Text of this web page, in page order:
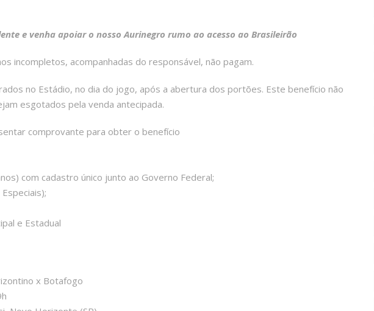
e venha apoiar o nosso Aurinegro rumo ao acesso ao Brasileirão
incompletos, acompanhadas do responsável, não pagam.
no Estádio, no dia do jogo, após a abertura dos portões. Este benefício não
esgotados pela venda antecipada.
comprovante para obter o benefício
com cadastro único junto ao Governo Federal;
e Estadual
x Botafogo